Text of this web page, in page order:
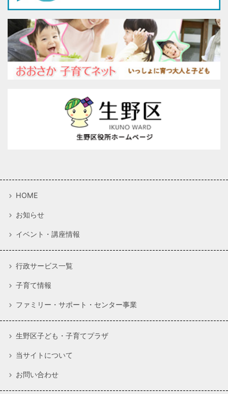
HOME
お知らせ
イベント・講座情報
行政サービス一覧
子育て情報
ファミリー・サポート・センター事業
生野区子ども・子育てプラザ
当サイトについて
お問い合わせ